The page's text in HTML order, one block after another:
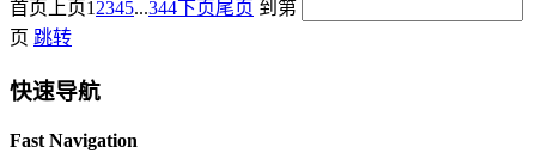
首页 上页1 2345...344下页尾页 到第
页 跳转
快速导航
Fast Navigation